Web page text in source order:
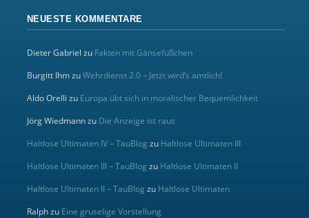
NEUESTE KOMMENTARE
Dieter Gabriel zu Fakten mit Gänsefüßchen
Burgitt IhmzuWehrdienst 2.0 – Jetzt wird’s amtlich!
Aldo Orelli zu Europa übt sich in moralischer Bequemlichkeit
Jörg Wiedmannzu Die Anzeige ist raus
Haltlose Ultimaten IV – TauBlog zu Haltlose Ultimaten III
Haltlose Ultimaten III – TauBlog zu Haltlose Ultimaten II
Haltlose Ultimaten II – TauBlog zu Haltlose Ultimaten
Ralphzu Eine gruselige Vorstellung